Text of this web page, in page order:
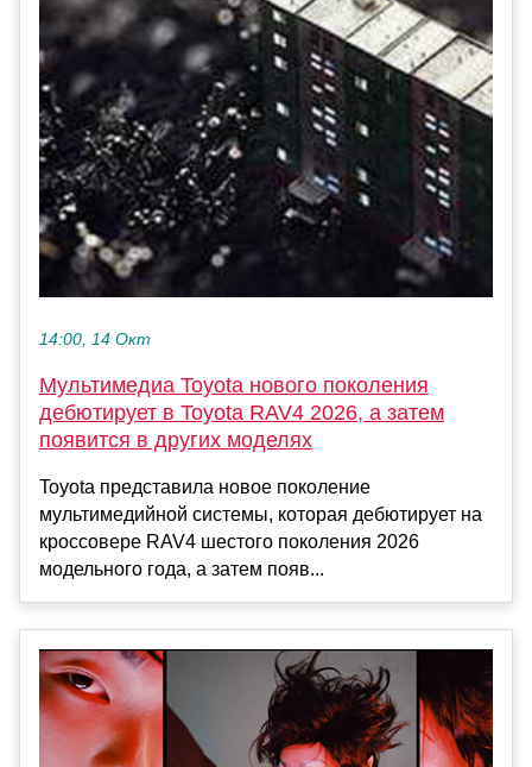
14:00, 14 Окт
Мультимедиа Toyota нового поколения
дебютирует в Toyota RAV4 2026, а затем
появится в других моделях
Toyota представила новое поколение
мультимедийной системы, которая дебютирует на
кроссовере RAV4 шестого поколения 2026
модельного года, а затем появ...